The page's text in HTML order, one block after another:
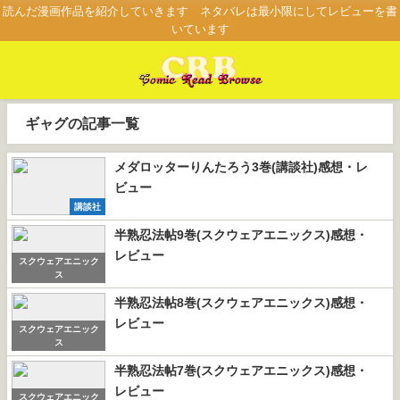
読んだ漫画作品を紹介していきます ネタバレは最小限にしてレビューを書
いています
ギャグの記事一覧
講談社
メダロッターりんたろう3巻(講談社)感想・レ
ビュー
スクウェアエニック
ス
半熟忍法帖9巻(スクウェアエニックス)感想・
レビュー
スクウェアエニック
ス
半熟忍法帖8巻(スクウェアエニックス)感想・
レビュー
スクウェアエニック
半熟忍法帖7巻(スクウェアエニックス)感想・
レビュー